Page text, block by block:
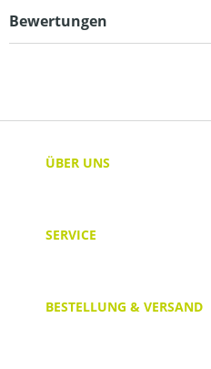
Bewertungen
ÜBER UNS
SERVICE
BESTELLUNG & VERSAND